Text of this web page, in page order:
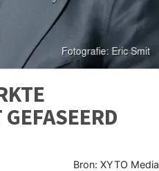
Bron: XYTO Media